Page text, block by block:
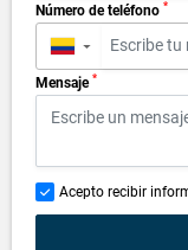
Número de teléfono *
▼
Mensaje *
Acepto recibir